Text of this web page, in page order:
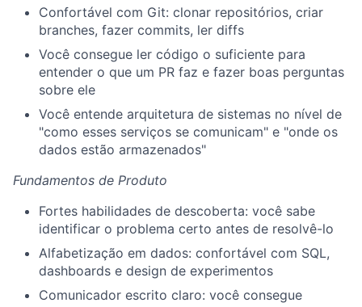
Confortável com Git: clonar repositórios, criar
branches, fazer commits, ler diffs
Você consegue ler código o suficiente para
entender o que um PR faz e fazer boas perguntas
sobre ele
Você entende arquitetura de sistemas no nível de
"como esses serviços se comunicam" e "onde os
dados estão armazenados"
Fundamentos de Produto
Fortes habilidades de descoberta: você sabe
identificar o problema certo antes de resolvê-lo
Alfabetização em dados: confortável com SQL,
dashboards e design de experimentos
Comunicador escrito claro: você consegue